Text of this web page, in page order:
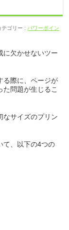
テゴリー : パワーポイン
に欠かせないツー
る際に、ページが
問題が生じるこ
なサイズのプリン
て、以下の4つの